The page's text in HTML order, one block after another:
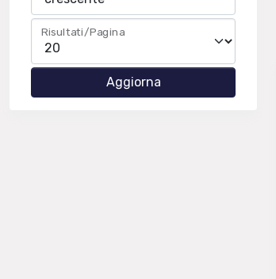
Risultati/Pagina